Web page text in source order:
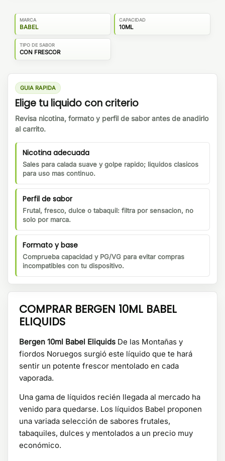
MARCA
BABEL
CAPACIDAD
10ML
TIPO DE SABOR
CON FRESCOR
GUIA RAPIDA
Elige tu liquido con criterio
Revisa nicotina, formato y perfil de sabor antes de anadirlo
al carrito.
Nicotina adecuada
Sales para calada suave y golpe rapido; liquidos clasicos
para uso mas continuo.
Perfil de sabor
Frutal, fresco, dulce o tabaquil: filtra por sensacion, no
solo por marca.
Formato y base
Comprueba capacidad y PG/VG para evitar compras
incompatibles con tu dispositivo.
COMPRAR BERGEN 10ML BABEL
ELIQUIDS
Bergen 10ml Babel Eliquids De las Montañas y
fiordos Noruegos surgió este líquido que te hará
sentir un potente frescor mentolado en cada
vaporada.
Una gama de líquidos recién llegada al mercado ha
venido para quedarse. Los líquidos Babel proponen
una variada selección de sabores frutales,
tabaquiles, dulces y mentolados a un precio muy
económico.